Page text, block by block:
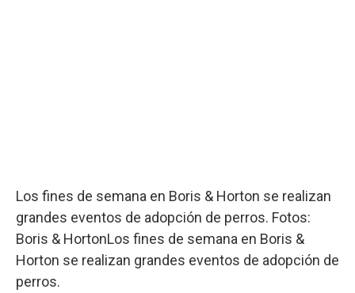
Los fines de semana en Boris & Horton se realizan
grandes eventos de adopción de perros. Fotos:
Boris & HortonLos fines de semana en Boris &
Horton se realizan grandes eventos de adopción de
perros.